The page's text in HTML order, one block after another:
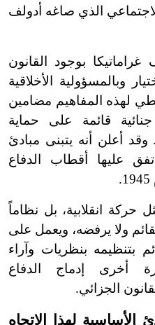
الاجتماعي الذي صاغه أدولف
بوجود القانون
وبالمسؤولية الأخلاقية
لهذه المفاهيم مضامين
قائمة على حماية
وقد أعلن أنه يتبنى مبادئ
عليها أقطاب الدفاع
حركة انقلابية، بل نظاماً
ولا يرفضه، ويعمل على
بتنظيمه بنظريات وآراء
أخرى إدماج الدفاع
الجزائي.
الأساسية لهذا الاتجاه